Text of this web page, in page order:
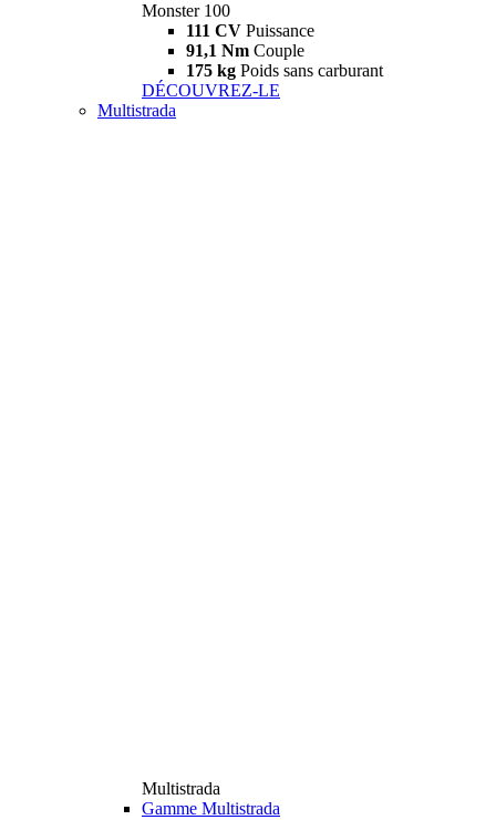
Monster 100
111 CV Puissance
91,1 Nm Couple
175 kg Poids sans carburant
DÉCOUVREZ-LE
Multistrada
Multistrada
Gamme Multistrada